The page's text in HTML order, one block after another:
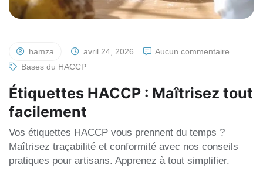
hamza avril 24, 2026
Aucun commentaire
Bases du HACCP
Étiquettes HACCP : Maîtrisez tout
facilement
Vos étiquettes HACCP vous prennent du temps ?
Maîtrisez traçabilité et conformité avec nos conseils
pratiques pour artisans. Apprenez à tout simplifier.